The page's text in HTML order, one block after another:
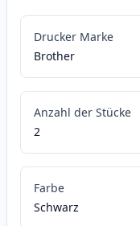
Drucker Marke
Brother
Anzahl der Stücke
2
Farbe
Schwarz